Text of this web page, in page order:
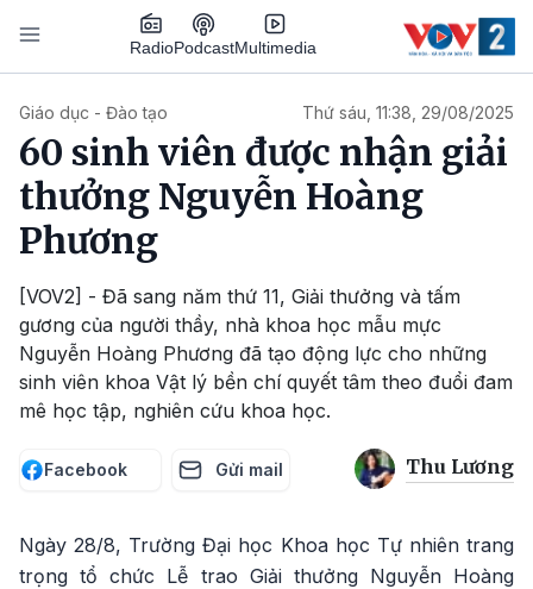
Nhảy đến nội dung
RadioPodcastMultimedia
Giáo dục - Đào tạo Thứ sáu, 11:38, 29/08/2025
60 sinh viên được nhận giải
thưởng Nguyễn Hoàng
Phương
[VOV2] - Đã sang năm thứ 11, Giải thưởng và tấm
gương của người thầy, nhà khoa học mẫu mực
Nguyễn Hoàng Phương đã tạo động lực cho những
sinh viên khoa Vật lý bền chí quyết tâm theo đuổi đam
mê học tập, nghiên cứu khoa học.
Facebook Gửi mail Thu Lương
Ngày 28/8, Trường Đại học Khoa học Tự nhiên trang
trọng tổ chức Lễ trao Giải thưởng Nguyễn Hoàng